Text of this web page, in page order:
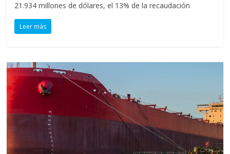
21.934 millones de dólares, el 13% de la recaudación
Leer más